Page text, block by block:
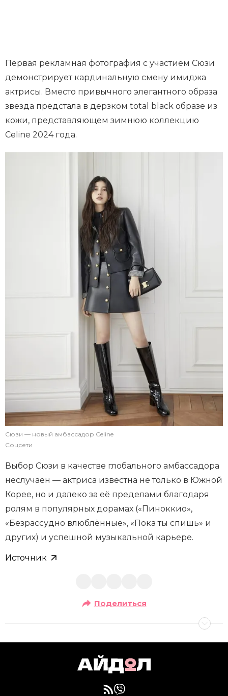
Первая рекламная фотография с участием Сюзи
демонстрирует кардинальную смену имиджа
актрисы. Вместо привычного элегантного образа
звезда предстала в дерзком total black образе из
кожи, представляющем зимнюю коллекцию
Celine 2024 года.
Сюзи — новый амбассадор Celine
Соцсети
Выбор Сюзи в качестве глобального амбассадора
неслучаен — актриса известна не только в Южной
Корее, но и далеко за её пределами благодаря
ролям в популярных дорамах («Пиноккио»,
«Безрассудно влюблённые», «Пока ты спишь» и
других) и успешной музыкальной карьере.
Источник
Поделиться